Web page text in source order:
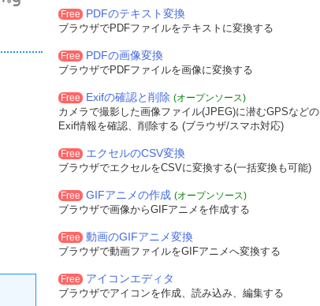
Free PDFのテキスト変換
ブラウザでPDFファイルをテキストに変換する
Free PDFの画像変換
ブラウザでPDFファイルを画像に変換する
Free Exifの確認と削除 (オープンソース)
カメラで撮影した画像ファイル(JPEG)に潜むGPSなどの
Exif情報を確認、削除する (ブラウザ/スマホ対応)
Free エクセルのCSV変換
ブラウザでエクセルをCSVに変換する(一括変換も可能)
Free GIFアニメの作成 (オープンソース)
ブラウザで画像からGIFアニメを作成する
Free 動画のGIFアニメ変換
ブラウザで動画ファイルをGIFアニメへ変換する
Free アイコンエディタ
ブラウザでアイコンを作成、読み込み、編集する